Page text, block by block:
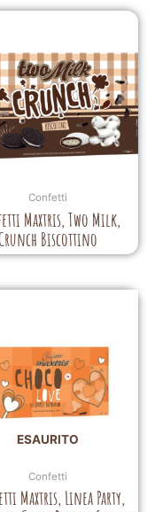
Confetti
Maxtris, Two Milk,
Crunch Biscottino
ESAURITO
Confetti
Maxtris, Linea Party,